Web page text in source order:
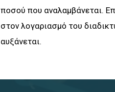
ποσού που αναλαμβάνεται.
στον λογαριασμό του
αυξάνεται.